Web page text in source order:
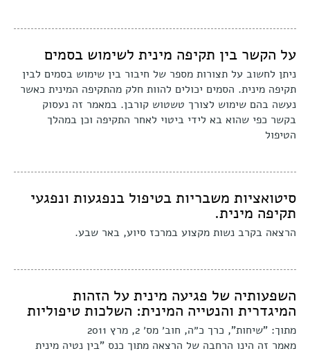
על הקשר בין תקיפה מינית לשימוש בסמים
ניתן לחשוב על תצורות מספר של חיבור בין שימוש בסמים לבין
תקיפה מינית. הסמים יכולים להוות חלק מהתקיפה המינית כאשר
נעשה בהם שימוש לצורך טשטוש קורבן. במאמר זה נעסוק
בקשר כפי שהוא בא לידי ביטוי לאחר התקיפה וכן במהלך
הטיפול
סיטואציות משבריות בטיפול בנפגעות ונפגעי
תקיפה מינית.
הרצאה בקרב נשות מקצוע במרכז סיוע, באר שבע.
השפעותיה של פגיעה מינית על הזהות
המיגדרית והנטייה המינית: השלכות טיפוליות
מתוך: "שיחות", כרך כ״ה, חוב׳ מס׳ 2, מרץ 2011
מאמר זה הינו הרחבה של הרצאה מתוך כנס "בין נטיה מינית